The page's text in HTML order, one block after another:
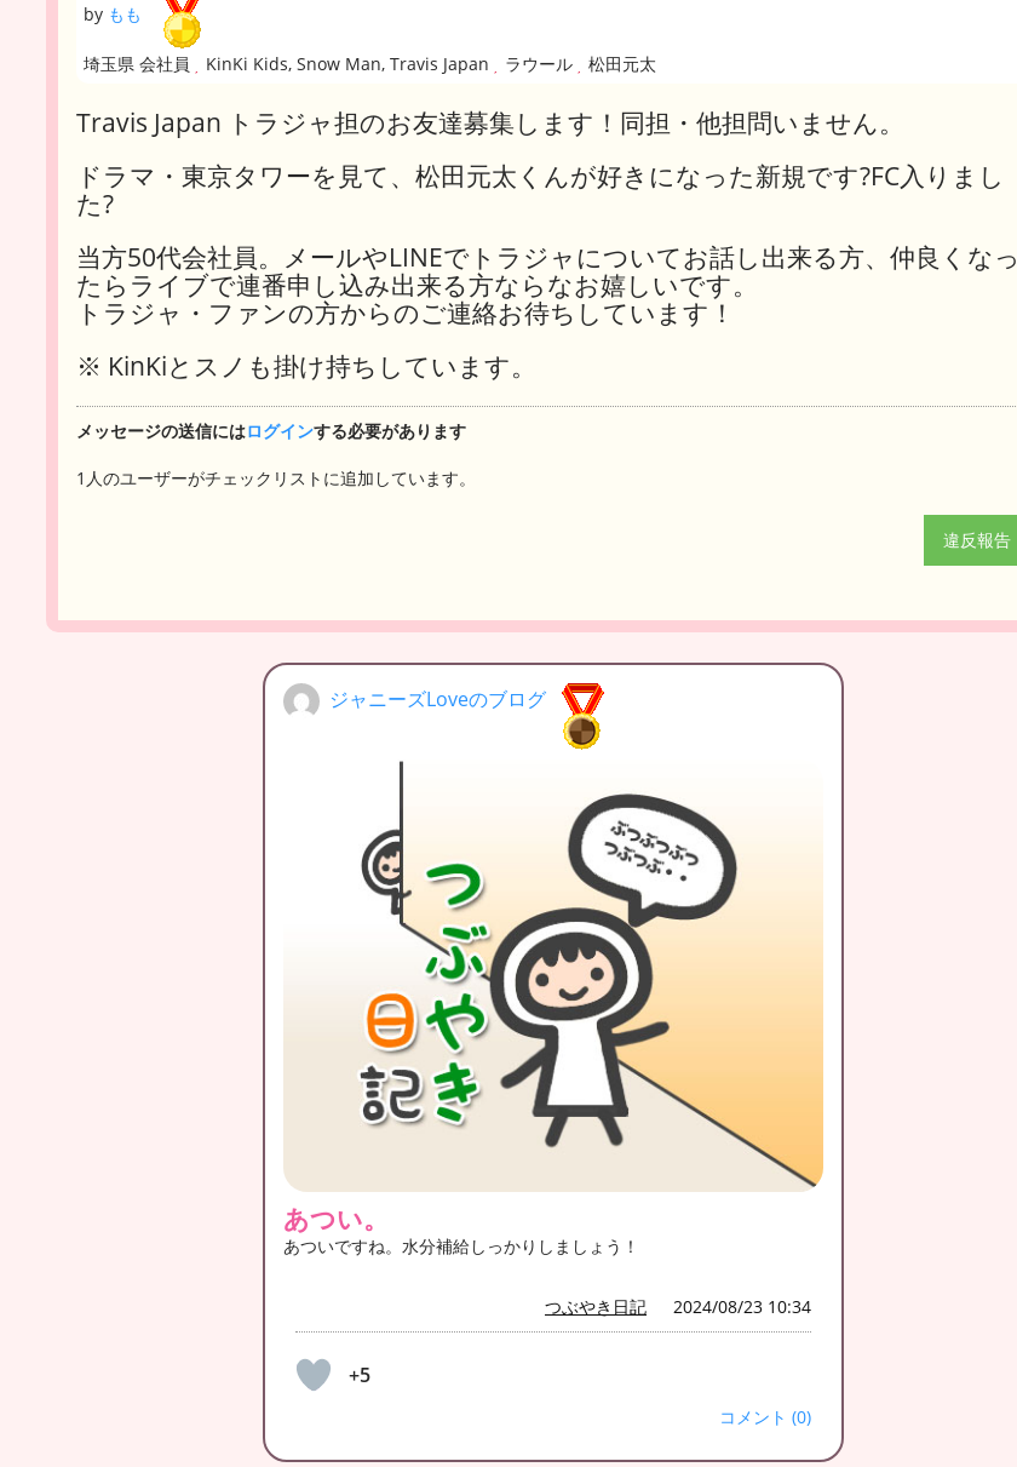
by もも
埼玉県 会社員 KinKi Kids, Snow Man, Travis Japan ラウール 松田元太
Travis Japan トラジャ担のお友達募集します！同担・他担問いません。
ドラマ・東京タワーを見て、松田元太くんが好きになった新規です?FC入りまし
た?
当方50代会社員。メールやLINEでトラジャについてお話し出来る方、仲良くなっ
たらライブで連番申し込み出来る方ならなお嬉しいです。
トラジャ・ファンの方からのご連絡お待ちしています！
※ KinKiとスノも掛け持ちしています。
メッセージの送信にはログインする必要があります
1人のユーザーがチェックリストに追加しています。
違反報告
ジャニーズLoveのブログ
あつい。
あついですね。水分補給しっかりしましょう！
つぶやき日記 2024/08/23 10:34
+5
コメント (0)